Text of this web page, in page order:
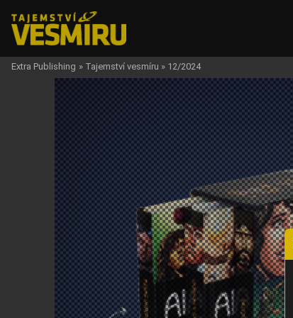
Extra Publishing » Tajemství vesmíru » 12/2024